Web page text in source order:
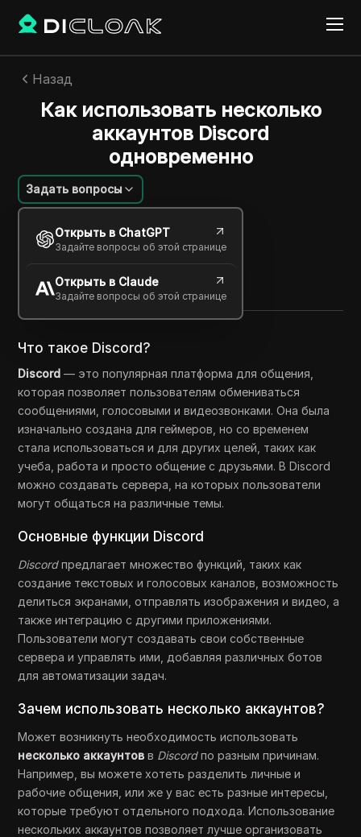
Назад
Как использовать несколько
аккаунтов Discord
одновременно
Задать вопросы
Открыть в ChatGPT
Задайте вопросы об этой странице
Открыть в Claude
Задайте вопросы об этой странице
Майкл Джонсон
28 дек. 2025 2 минут
Copy Link
Что такое Discord?
Discord — это популярная платформа для общения,
которая позволяет пользователям обмениваться
сообщениями, голосовыми и видеозвонками. Она была
изначально создана для геймеров, но со временем
стала использоваться и для других целей, таких как
учеба, работа и просто общение с друзьями. В Discord
можно создавать сервера, на которых пользователи
могут общаться на различные темы.
Основные функции Discord
Discordпредлагает множество функций, таких как
создание текстовых и голосовых каналов, возможность
делиться экранами, отправлять изображения и видео, а
также интеграцию с другими приложениями.
Пользователи могут создавать свои собственные
сервера и управлять ими, добавляя различных ботов
для автоматизации задач.
Зачем использовать несколько аккаунтов?
Может возникнуть необходимость использовать
несколько аккаунтов в Discordпо разным причинам.
Например, вы можете хотеть разделить личные и
рабочие общения, или же у вас есть разные интересы,
которые требуют отдельного подхода. Использование
нескольких аккаунтов позволяет лучше организовать